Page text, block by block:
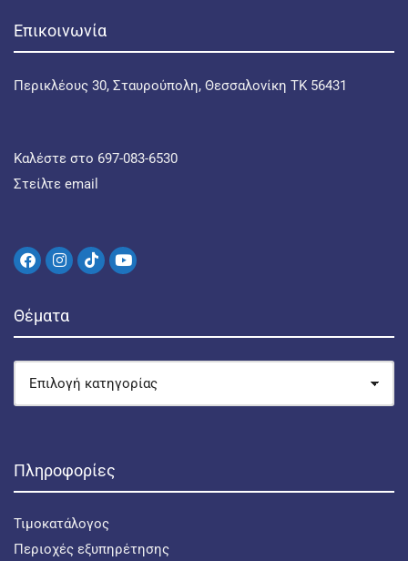
Επικοινωνία
Περικλέους 30, Σταυρούπολη, Θεσσαλονίκη ΤΚ 56431
Καλέστε στο 697-083-6530
Στείλτε email
Θέματα
Πληροφορίες
Τιμοκατάλογος
Περιοχές εξυπηρέτησης